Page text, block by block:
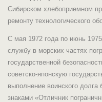
Сибирском хлебоприемном
ремонту технологического
С мая 1972 года по июнь
службу в морских частях
государственной
советско-японскую
выполнение воинского
знаками «Отличник